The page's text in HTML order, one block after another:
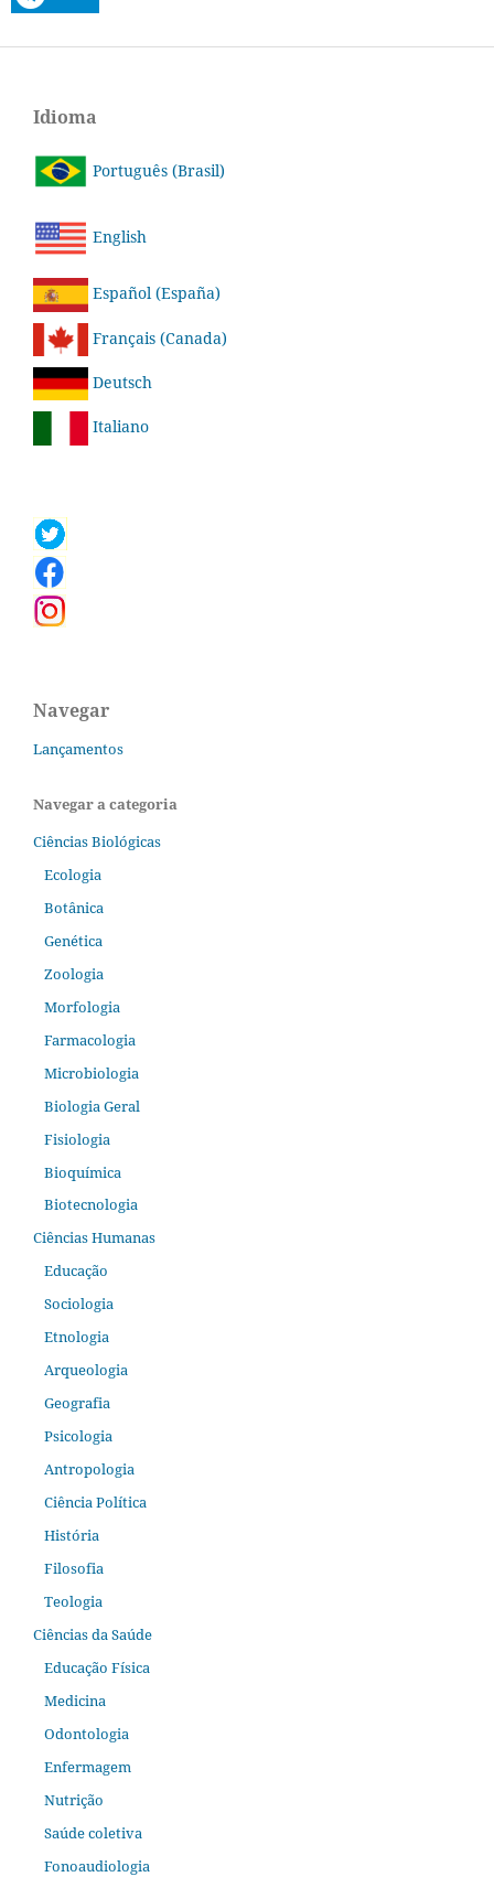
Idioma
Português (Brasil)
English
Español (España)
Français (Canada)
Deutsch
Italiano
Navegar
Lançamentos
Navegar a categoria
Ciências Biológicas
Ecologia
Botânica
Genética
Zoologia
Morfologia
Farmacologia
Microbiologia
Biologia Geral
Fisiologia
Bioquímica
Biotecnologia
Ciências Humanas
Educação
Sociologia
Etnologia
Arqueologia
Geografia
Psicologia
Antropologia
Ciência Política
História
Filosofia
Teologia
Ciências da Saúde
Educação Física
Medicina
Odontologia
Enfermagem
Nutrição
Saúde coletiva
Fonoaudiologia